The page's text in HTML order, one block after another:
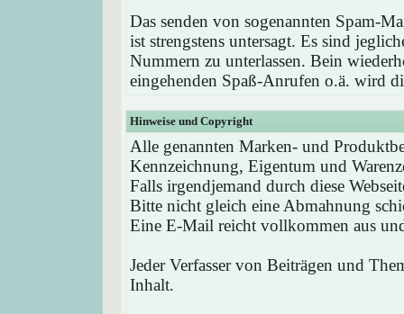
Das senden von sogenannten Spam-
ist strengstens untersagt. Es sind
Nummern zu unterlassen. Bein
eingehenden Spaß-Anrufen o.ä. wird
Hinweise und Copyright
Alle genannten Marken- und
Kennzeichnung, Eigentum und
Falls irgendjemand durch diese
Bitte nicht gleich eine Abmahnung
Eine E-Mail reicht vollkommen aus
Jeder Verfasser von Beiträgen und
Inhalt.